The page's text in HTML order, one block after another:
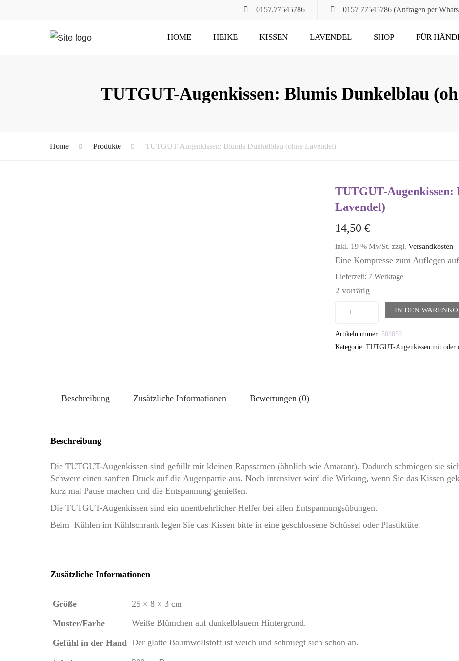
0157.77545786 0157 77545786 (Anfragen per
HOME HEIKE KISSEN
MAXIMA
LAVENDEL
FÜR MUND, HALS
ZU ZWEIT
SHOP FÜR
TUTGUT-Augenkissen: Blumis Dunkelblau
Home Produkte TUTGUT-Augenkissen: Blumis Dunkelblau (ohne Lavendel)
TUTGUT-Augenkissen:
Lavendel)
14,50 €
inkl. 19 % MwSt. zzgl. Versandkosten
Eine Kompresse zum Auflegen
Lieferzeit: 7 Werktage
2 vorrätig
TUTGUT-
Blumis
Dunkelblau
IN DEN
Artikelnummer: 503850
Kategorie: TUTGUT-Augenkissen mit oder
Beschreibung Zusätzliche Informationen Bewertungen (0)
Beschreibung
Die TUTGUT-Augenkissen sind gefüllt mit kleinen Rapssamen (ähnlich wie Amarant). Dadurch schmiegen sie
Schwere einen sanften Druck auf die Augenpartie aus. Noch intensiver wird die Wirkung, wenn Sie das Kissen
kurz mal Pause machen und die Entspannung genießen.
Die TUTGUT-Augenkissen sind ein unentbehrlicher Helfer bei allen Entspannungsübungen.
Beim Kühlen im Kühlschrank legen Sie das Kissen bitte in eine geschlossene Schüssel oder Plastiktüte.
Zusätzliche Informationen
Größe
25 × 8 × 3 cm
Muster/Farbe
Weiße Blümchen auf dunkelblauem Hintergrund.
Gefühl in der Hand Der glatte Baumwollstoff ist weich und schmiegt sich schön an.